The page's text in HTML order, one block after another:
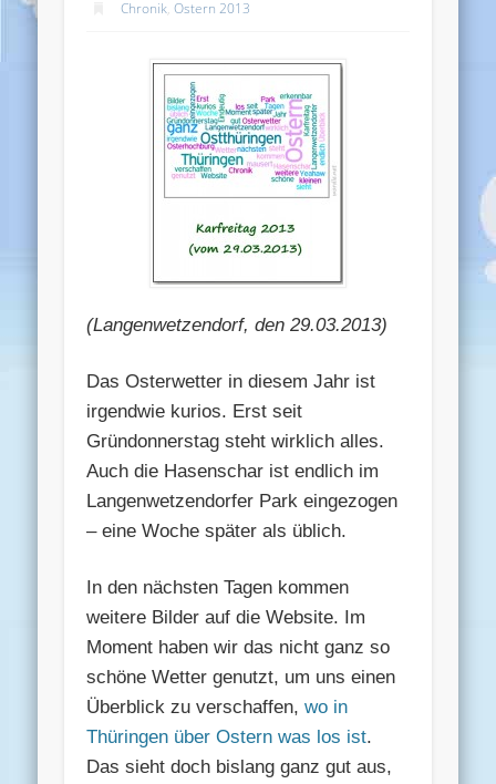
Chronik,Ostern 2013
(Langenwetzendorf, den 29.03.2013)
Das Osterwetter in diesem Jahr ist
irgendwie kurios. Erst seit
Gründonnerstag steht wirklich alles.
Auch die Hasenschar ist endlich im
Langenwetzendorfer Park eingezogen
– eine Woche später als üblich.
In den nächsten Tagen kommen
weitere Bilder auf die Website. Im
Moment haben wir das nicht ganz so
schöne Wetter genutzt, um uns einen
Überblick zu verschaffen,wo in
Thüringen über Ostern was los ist.
Das sieht doch bislang ganz gut aus,